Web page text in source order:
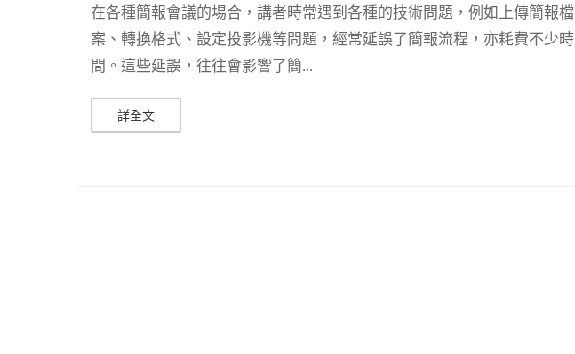
在各種簡報會議的場合，講者時常遇到各種的技術問題，例如上傳簡報檔
案、轉換格式、設定投影機等問題，經常延誤了簡報流程，亦耗費不少時
間。這些延誤，往往會影響了簡...
詳全文